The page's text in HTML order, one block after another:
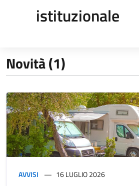
istituzionale
Novità (1)
AVVISI 16 LUGLIO 2026